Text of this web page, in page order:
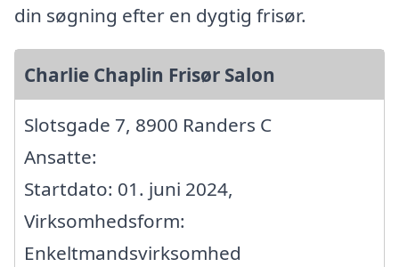
din søgning efter en dygtig frisør.
Charlie Chaplin Frisør Salon
Slotsgade 7, 8900 Randers C
Ansatte:
Startdato: 01. juni 2024,
Virksomhedsform:
Enkeltmandsvirksomhed